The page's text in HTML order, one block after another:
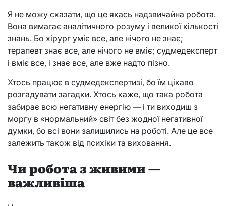
Я не можу сказати, що це якась надзвичайна робота.
Вона вимагає аналітичного розуму і великої кількості
знань. Бо хірург уміє все, але нічого не знає;
терапевт знає все, але нічого не вміє; судмедексперт
і вміє все, і знає все, але вже надто пізно.
Хтось працює в судмедекспертизі, бо їм цікаво
розгадувати загадки. Хтось каже, що така робота
забирає всю негативну енергію — і ти виходиш з
моргу в «нормальний» світ без жодної негативної
думки, бо всі вони залишились на роботі. Але це все
залежить також від психіки та виховання.
Чи робота з живими —
важливіша